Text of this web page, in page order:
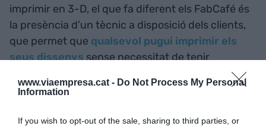
www.viaempresa.cat - Do Not Process My Personal
Information
If you wish to opt-out of the sale, sharing to third parties, or
imprimir en 3-D, el que fa diferent els FabCafé és
la presència d’un tècnic a disposició dels clients,
que permet que qualsevol pugui imprimir els
seus dissenyssense necessitat de tenir